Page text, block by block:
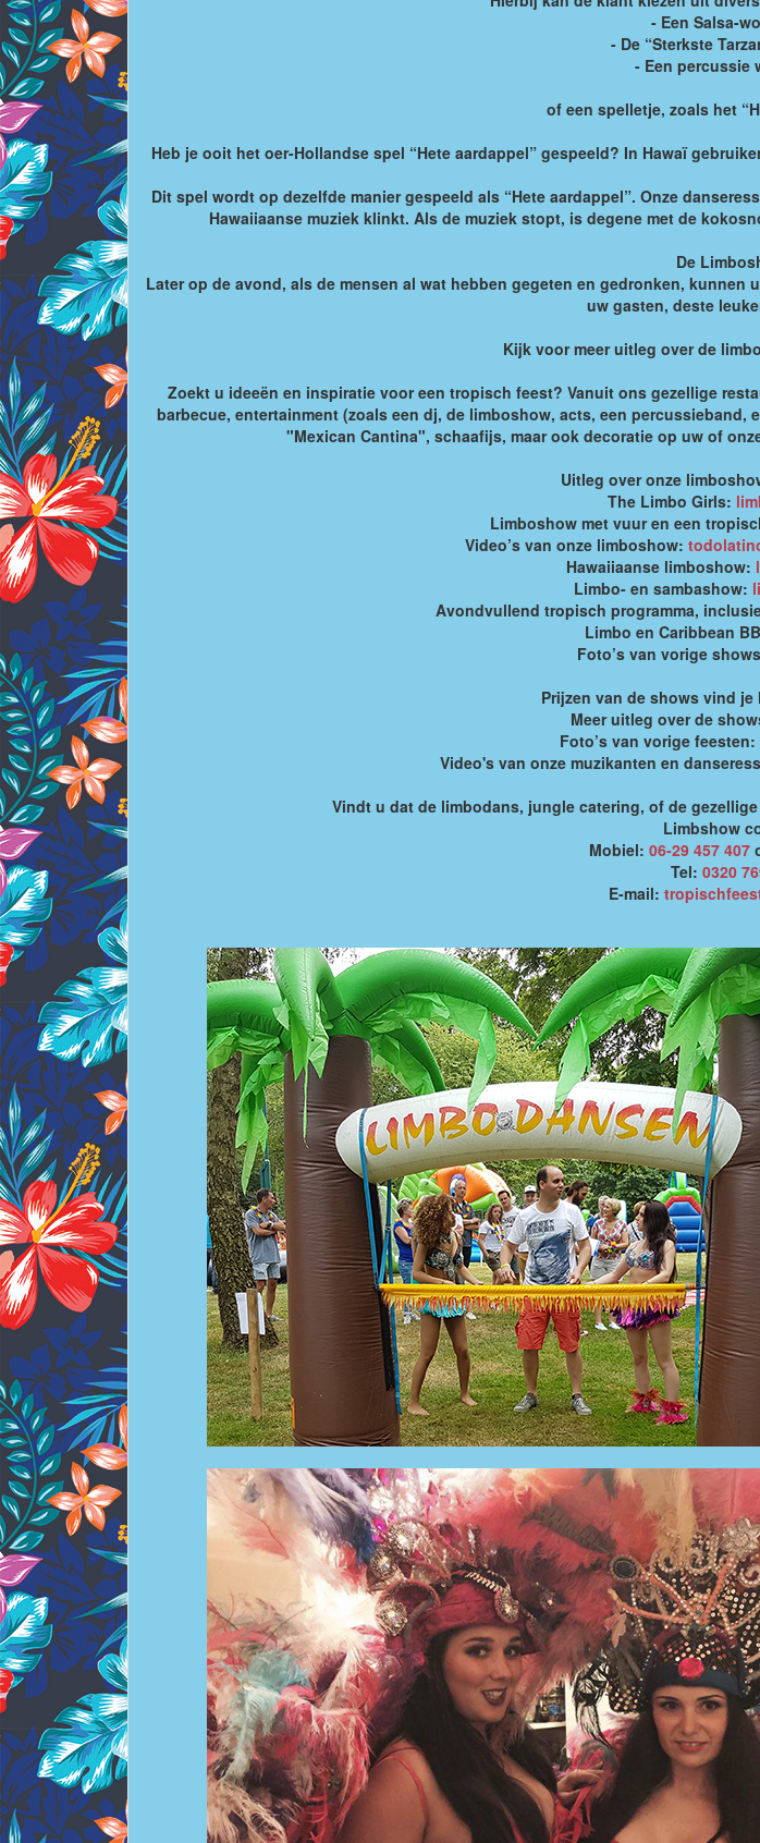
- Een Salsa-
- De “Sterkste
- Een percussie
of een spelletje, zoals het
Heb je ooit het oer-Hollandse spel “Hete aardappel” gespeeld? In Hawaï
Dit spel wordt op dezelfde manier gespeeld als “Hete aardappel”. Onze
Hawaiiaanse muziek klinkt. Als de muziek stopt, is degene met de
De
Later op de avond, als de mensen al wat hebben gegeten en gedronken,
uw gasten, deste
Kijk voor meer uitleg over de
Zoekt u ideeën en inspiratie voor een tropisch feest? Vanuit ons gezellige
barbecue, entertainment (zoals een dj, de limboshow, acts, een
"Mexican Cantina", schaafijs, maar ook decoratie op uw of
Uitleg over onze
The Limbo Girls:
Limboshow met vuur en een
Video’s van onze limboshow:
Hawaiiaanse limboshow:
Limbo- en sambashow:
Avondvullend tropisch programma,
Limbo en Caribbean
Foto’s van vorige
Prijzen van de shows vind je
Meer uitleg over de
Foto’s van vorige feesten:
Video's van onze muzikanten en
Vindt u dat de limbodans, jungle catering, of de
Limbshow
Mobiel: 06-29 457 407
Tel: 0320
E-mail: